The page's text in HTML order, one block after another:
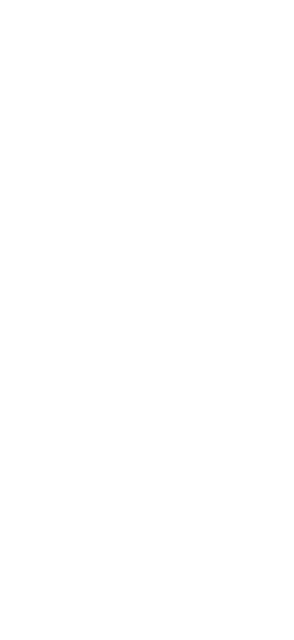
recevoir dans sa «cousina»